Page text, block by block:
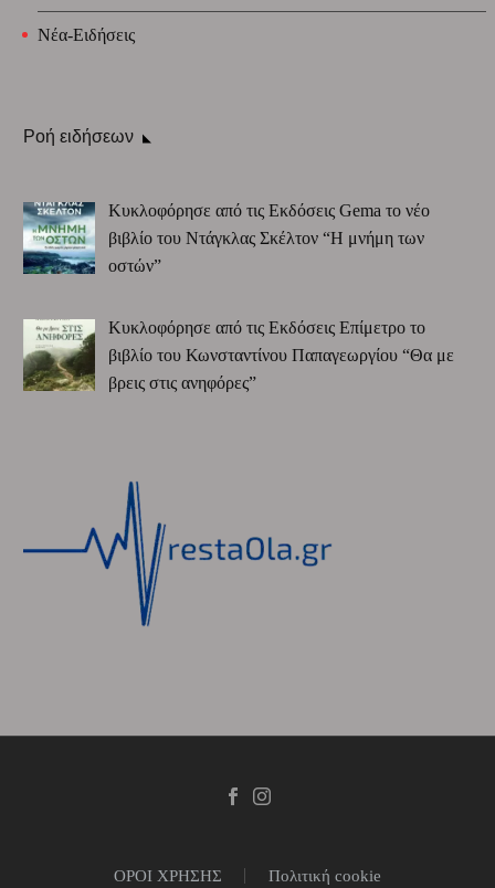
Νέα-Ειδήσεις
Ροή ειδήσεων
Κυκλοφόρησε από τις Εκδόσεις Gema το νέο
βιβλίο του Ντάγκλας Σκέλτον “Η μνήμη των
οστών”
Κυκλοφόρησε από τις Εκδόσεις Επίμετρο το
βιβλίο του Κωνσταντίνου Παπαγεωργίου “Θα με
βρεις στις ανηφόρες”
ΟΡΟΙ ΧΡΗΣΗΣ Πολιτική cookie